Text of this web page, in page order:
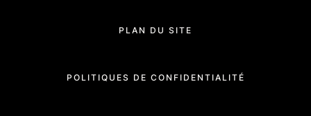
PLAN DU SITE
POLITIQUES DE CONFIDENTIALITÉ